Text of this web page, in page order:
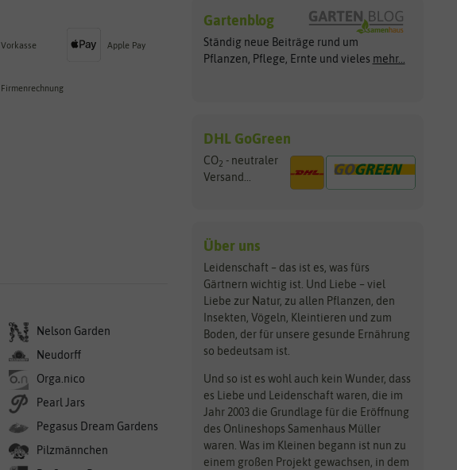
Vorkasse Apple Pay
Firmenrechnung
Nelson Garden
Neudorff
Orga.nico
Pearl Jars
Pegasus Dream Gardens
Pilzmännchen
Gartenblog
Ständig neue Beiträge rund um
Pflanzen, Pflege, Ernte und vieles mehr...
DHL GoGreen
CO2 - neutraler
Versand...
Über uns
Leidenschaft – das ist es, was fürs
Gärtnern wichtig ist. Und Liebe – viel
Liebe zur Natur, zu allen Pflanzen, den
Insekten, Vögeln, Kleintieren und zum
Boden, der für unsere gesunde Ernährung
so bedeutsam ist.
Und so ist es wohl auch kein Wunder, dass
es Liebe und Leidenschaft waren, die im
Jahr 2003 die Grundlage für die Eröffnung
des Onlineshops Samenhaus Müller
waren. Was im Kleinen begann ist nun zu
einem großen Projekt gewachsen, in dem